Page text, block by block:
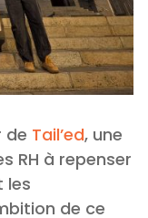
de Tail’ed, une
RH à repenser
les
de ce